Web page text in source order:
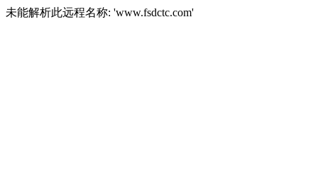
未能解析此远程名称: 'www.fsdctc.com'